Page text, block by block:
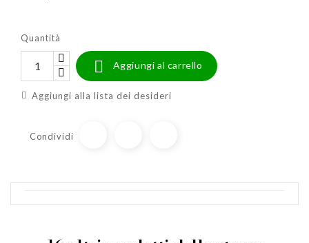
Quantità
 Aggiungi al carrello
Aggiungi alla lista dei desideri
Condividi